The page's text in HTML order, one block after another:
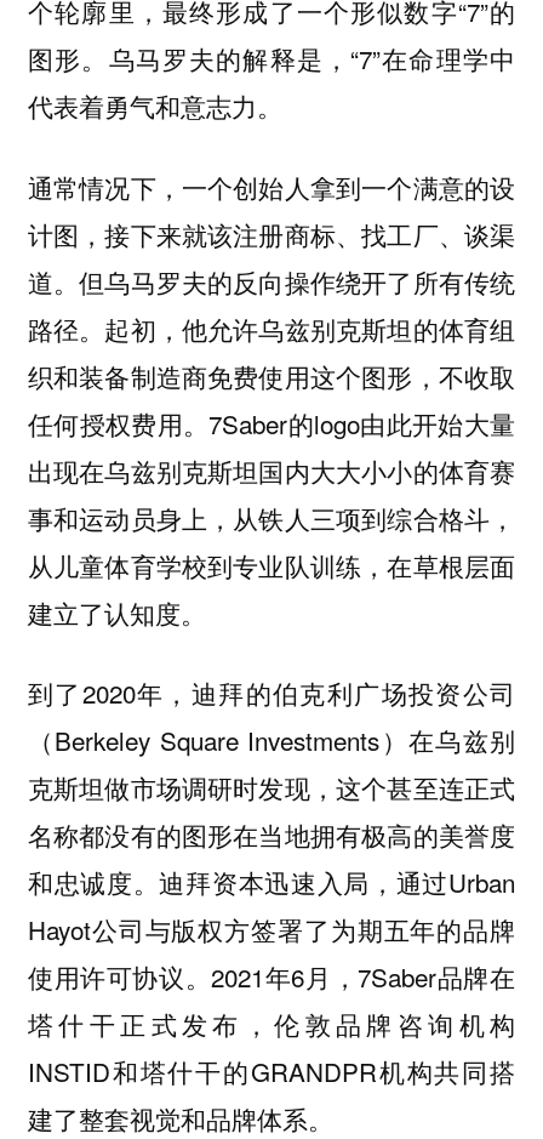
个轮廓里，最终形成了一个形似数字“7”的
图形。乌马罗夫的解释是，“7”在命理学中
代表着勇气和意志力。
通常情况下，一个创始人拿到一个满意的设
计图，接下来就该注册商标、找工厂、谈渠
道。但乌马罗夫的反向操作绕开了所有传统
路径。起初，他允许乌兹别克斯坦的体育组
织和装备制造商免费使用这个图形，不收取
任何授权费用。7Saber的logo由此开始大量
出现在乌兹别克斯坦国内大大小小的体育赛
事和运动员身上，从铁人三项到综合格斗，
从儿童体育学校到专业队训练，在草根层面
建立了认知度。
到了2020年，迪拜的伯克利广场投资公司
（Berkeley Square Investments）在乌兹别
克斯坦做市场调研时发现，这个甚至连正式
名称都没有的图形在当地拥有极高的美誉度
和忠诚度。迪拜资本迅速入局，通过Urban
Hayot公司与版权方签署了为期五年的品牌
使用许可协议。2021年6月，7Saber品牌在
塔什干正式发布，伦敦品牌咨询机构
INSTID和塔什干的GRANDPR机构共同搭
建了整套视觉和品牌体系。